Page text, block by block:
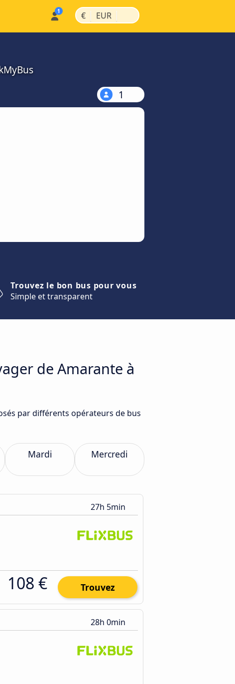
€ | EUR |
1
Trouvez le bon bus pour vous
Simple et transparent
de Amarante à
par différents opérateurs de bus
Mardi Mercredi
27h 5min
108 € Trouvez
28h 0min